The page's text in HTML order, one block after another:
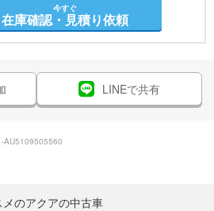
今すぐ
在庫確認・見積り依頼
LINEで共有
AU5109505560
のアクアの中古車